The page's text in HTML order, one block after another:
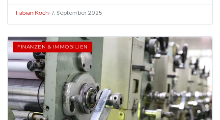
Fabian Koch•7. September 2025
FINANZEN & IMMOBILIEN